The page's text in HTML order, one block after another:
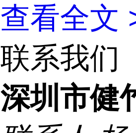
查看全文
联系我们
深圳市健